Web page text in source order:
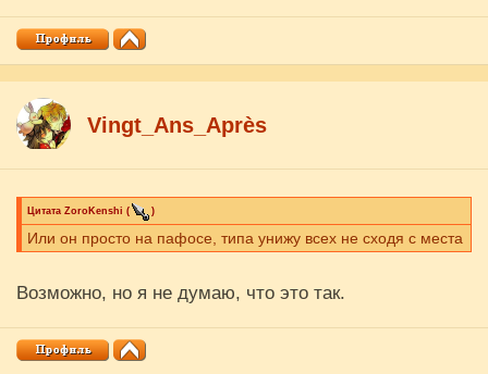
Vingt_Ans_Après
Цитата ZoroKenshi ( )
Или он просто на пафосе, типа унижу всех не сходя с места
Возможно, но я не думаю, что это так.